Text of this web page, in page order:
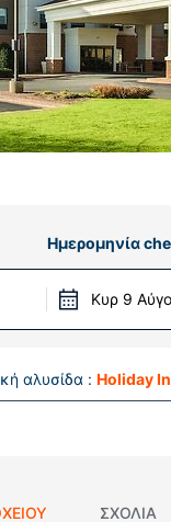
Ημερομηνία
Κυρ 9
αλυσίδα : Holiday
ΣΧΌΛΙΑ